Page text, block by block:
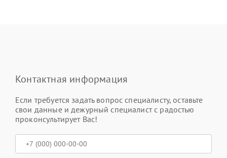
Контактная информация
Если требуется задать вопрос специалисту, оставьте
свои данные и дежурный специалист с радостью
проконсультирует Вас!